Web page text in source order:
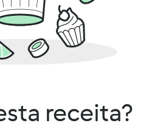
receita?